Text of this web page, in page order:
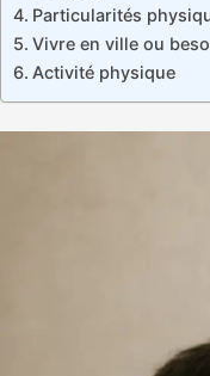
Particularités
Vivre en ville ou
Activité physique